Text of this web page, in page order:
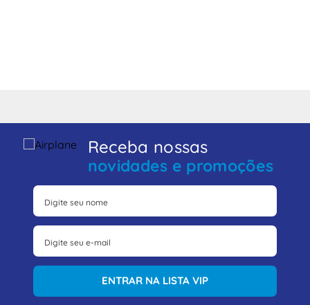
Receba nossas
novidades e promoções
ENTRAR NA LISTA VIP